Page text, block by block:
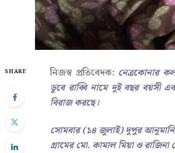
SHARE নিজস্ব প্রতিবেদক: নেত্রকোনার
ডুবে রাব্বি নামে দুই বছর বয়সী
বিরাজ করছে।
সোমবার (১৪ জুলাই) দুপুর আনুমানিক
গ্রামের মো. কামাল মিয়া ও রাজিনা